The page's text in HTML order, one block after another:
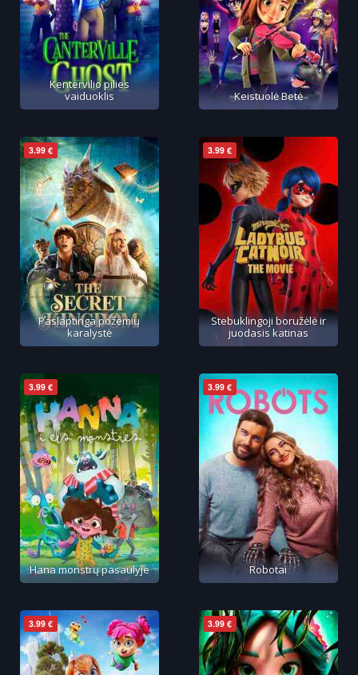
Keistuolė Betė
Kentervilio pilies
vaiduoklis
3.99 €
Stebuklingoji boružėlė ir
juodasis katinas
3.99 €
Paslaptinga požemių
karalystė
3.99 €
Robotai
3.99 €
Hana monstrų pasaulyje
3.99 €
3.99 €